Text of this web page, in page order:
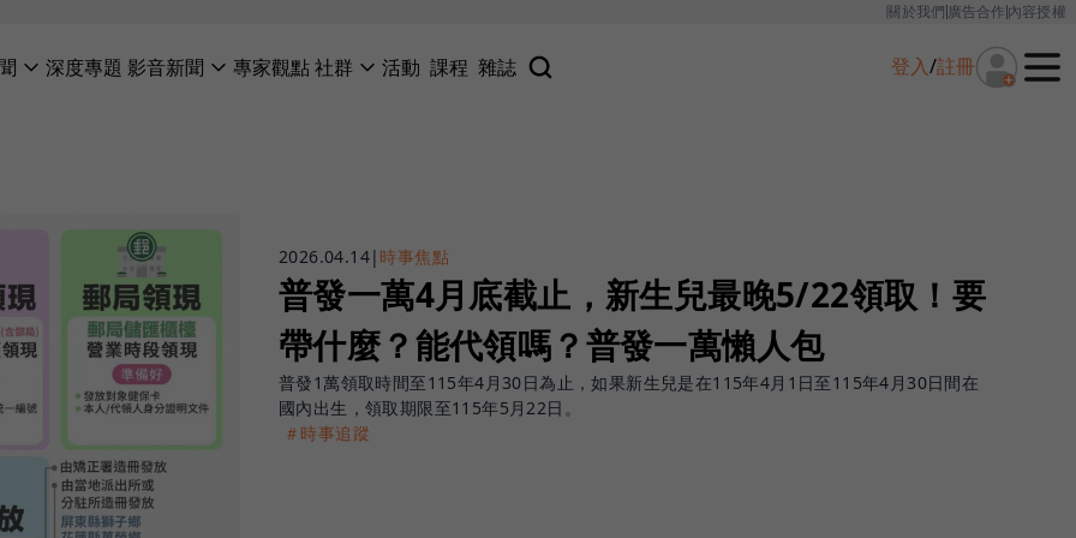
關於我們廣告合作內容授權
深度專題 影音新聞 專家觀點社群 活動 課程 雜誌 登入/註冊
2026.04.14| 時事焦點
普發一萬4月底截止，新生兒最晚5/22領取！要
帶什麼？能代領嗎？普發一萬懶人包
普發1萬領取時間至115年4月30日為止，如果新生兒是在115年4月1日至115年4月30日間在
國內出生，領取期限至115年5月22日。
＃時事追蹤